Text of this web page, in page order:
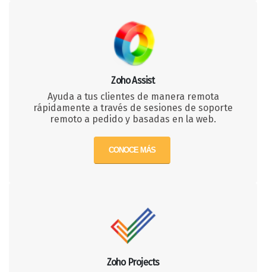
Zoho Assist
Ayuda a tus clientes de manera remota
rápidamente a través de sesiones de soporte
remoto a pedido y basadas en la web.
CONOCE MÁS
Zoho Projects